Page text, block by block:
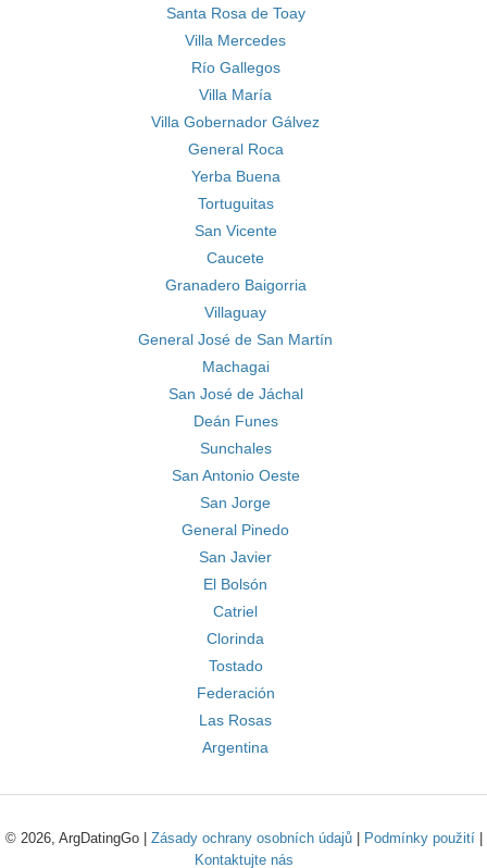
Santa Rosa de Toay
Villa Mercedes
Río Gallegos
Villa María
Villa Gobernador Gálvez
General Roca
Yerba Buena
Tortuguitas
San Vicente
Caucete
Granadero Baigorria
Villaguay
General José de San Martín
Machagai
San José de Jáchal
Deán Funes
Sunchales
San Antonio Oeste
San Jorge
General Pinedo
San Javier
El Bolsón
Catriel
Clorinda
Tostado
Federación
Las Rosas
Argentina
© 2026, ArgDatingGo | Zásady ochrany osobních údajů| Podmínky použití|
Kontaktujte nás